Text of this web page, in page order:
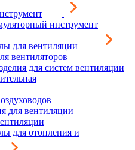
инструмент
для вентиляции
вентиляторов
для систем вентиляции
для вентиляции
для отопления и